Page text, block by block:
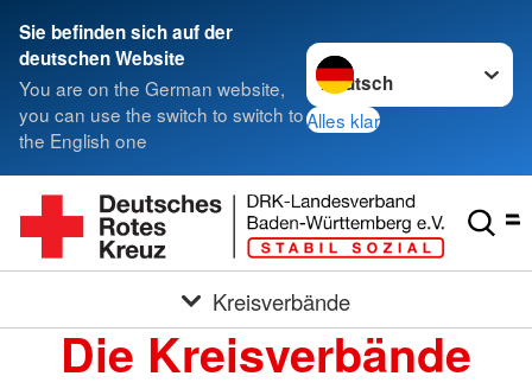
Sie befinden sich auf der
deutschen Website
You are on the German website,
you can use the switch to switch to
the English one
Sprache wechseln zu
Alles klar
Kreisverbände
Die Kreisverbände